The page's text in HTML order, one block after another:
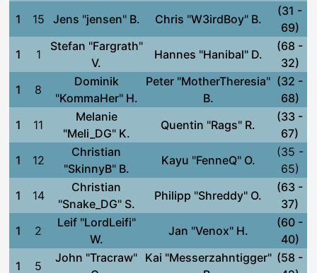
1
15 Jens "jensen" B. Chris "W3irdBoy" B.
(31 -
69)
1
1
Stefan "Fargrath"
V.
Hannes "Hanibal" D.
(68 -
32)
1
8
Dominik
"KommaHer" H.
Peter "MotherTheresia"
B.
(32 -
68)
1
11
Melanie
"Meli_DG" K.
Quentin "Rags" R.
(33 -
67)
1
12
Christian
"SkinnyB" B.
Kayu "FenneQ" O.
(35 -
65)
1
14
Christian
"Snake_DG" S.
Philipp "Shreddy" O.
(63 -
37)
1
2
Leif "LordLeifi"
W.
Jan "Venox" H.
(60 -
40)
1
5
John "Tracraw" Kai "Messerzahntigger" (58 -